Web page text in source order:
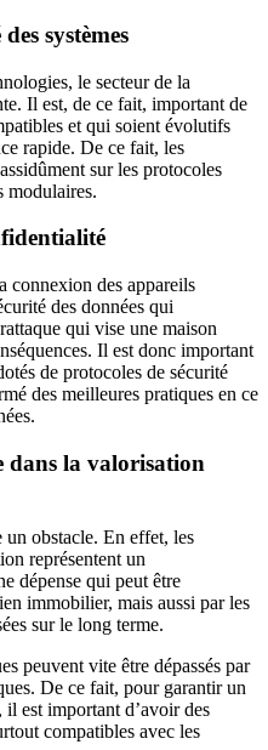
systèmes
le secteur de la
Il est, de ce fait, important de
et qui soient évolutifs
rapide. De ce fait, les
sur les protocoles
modulaires.
connexion des appareils
des données qui
qui vise une maison
Il est donc important
de protocoles de sécurité
des meilleures pratiques en ce
dans la valorisation
obstacle. En effet, les
représentent un
dépense qui peut être
immobilier, mais aussi par les
sur le long terme.
peuvent vite être dépassés par
De ce fait, pour garantir un
est important d’avoir des
compatibles avec les